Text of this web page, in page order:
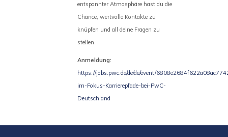
entspannter Atmosphäre hast du die
Chance, wertvolle Kontakte zu
knüpfen und all deine Fragen zu
stellen.
Anmeldung:
https://jobs.pwc.de/de/de/event/
im-Fokus-Karrierepfade-bei-PwC-
Deutschland